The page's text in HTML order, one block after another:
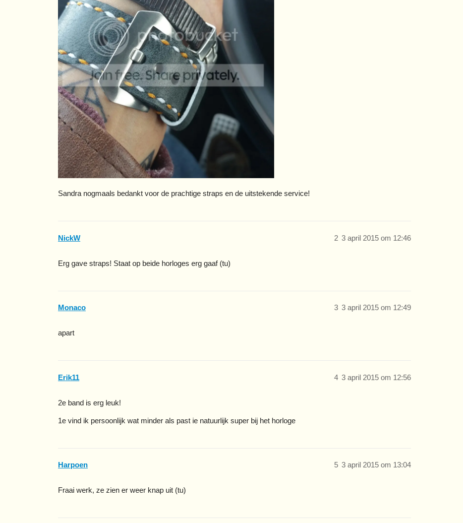
Sandra nogmaals bedankt voor de prachtige straps en de uitstekende service!
NickW 3 april 2015 om 12:46
2
Erg gave straps! Staat op beide horloges erg gaaf (tu)
Monaco 3 april 2015 om 12:49
3
apart
Erik11 3 april 2015 om 12:56
4
2e band is erg leuk!
1e vind ik persoonlijk wat minder als past ie natuurlijk super bij het horloge
Harpoen 3 april 2015 om 13:04
5
Fraai werk, ze zien er weer knap uit (tu)